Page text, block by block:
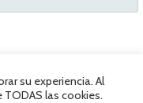
su experiencia. Al
TODAS las cookies.